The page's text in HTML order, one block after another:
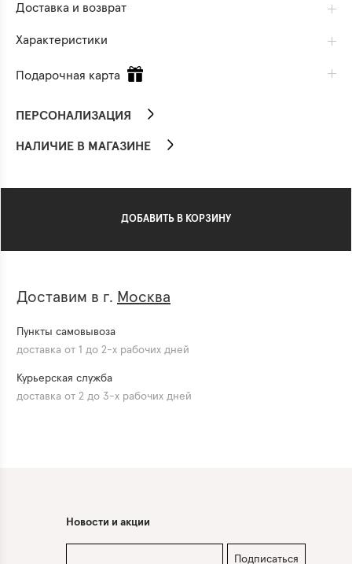
Доставка и возврат
Характеристики
Подарочная карта
ПЕРСОНАЛИЗАЦИЯ
НАЛИЧИЕ В МАГАЗИНЕ
ДОБАВИТЬ В КОРЗИНУ
Доставим в г. Москва
Пункты самовывоза
доставка от 1 до 2-х рабочих дней
Курьерская служба
доставка от 2 до 3-х рабочих дней
Новости и акции
Подписаться